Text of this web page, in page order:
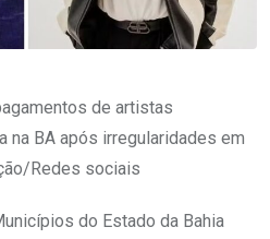
de artistas
na BA após irregularidades em
Redes sociais
do Estado da Bahia